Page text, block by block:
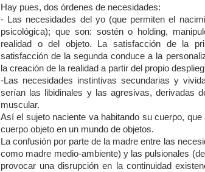
Hay pues, dos órdenes de necesidades:
- Las necesidades del yo (que permiten el
psicológica); que son: sostén o holding,
realidad o del objeto. La satisfacción de la
satisfacción de la segunda conduce a la
la creación de la realidad a partir del propio
-Las necesidades instintivas secundarias y
serían las libidinales y las agresivas, derivadas
muscular.
Así el sujeto naciente va habitando su cuerpo,
cuerpo objeto en un mundo de objetos.
La confusión por parte de la madre entre las
como madre medio-ambiente) y las pulsionales
provocar una disrupción en la continuidad